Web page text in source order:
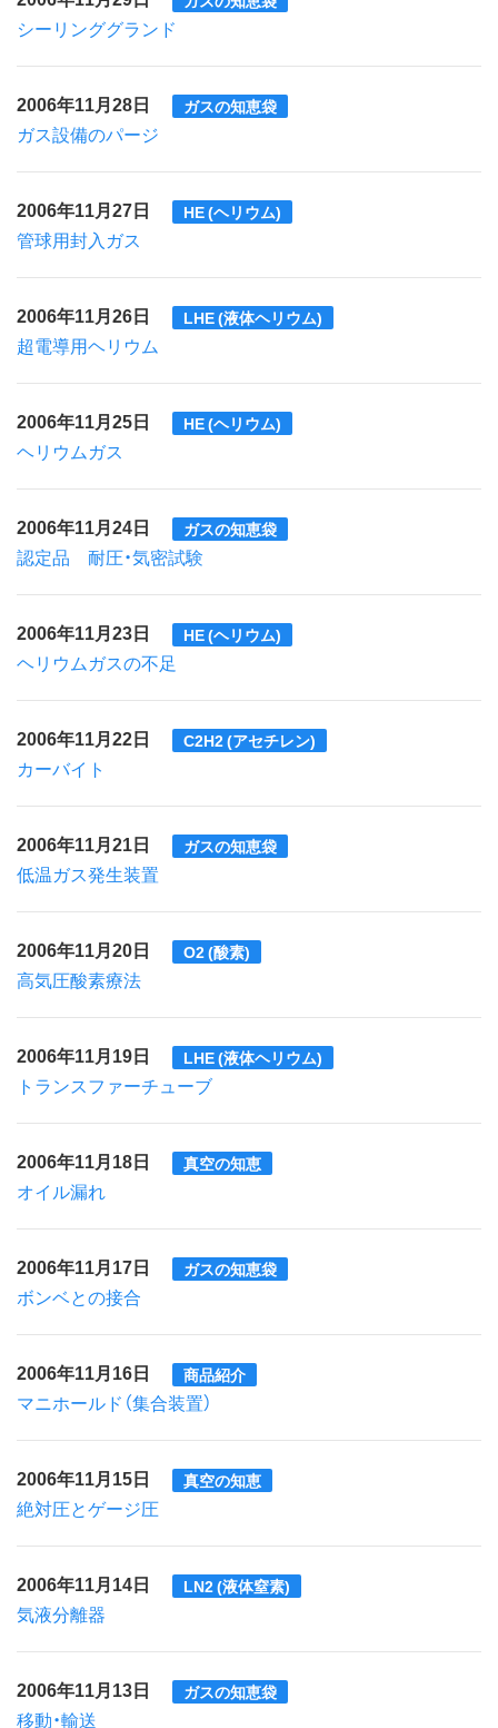
シーリンググランド
2006年11月28日 ガスの知恵袋
ガス設備のパージ
2006年11月27日 HE (ヘリウム)
管球用封入ガス
2006年11月26日 LHE (液体ヘリウム)
超電導用ヘリウム
2006年11月25日 HE (ヘリウム)
ヘリウムガス
2006年11月24日 ガスの知恵袋
認定品 耐圧・気密試験
2006年11月23日 HE (ヘリウム)
ヘリウムガスの不足
2006年11月22日 C2H2 (アセチレン)
カーバイト
2006年11月21日 ガスの知恵袋
低温ガス発生装置
2006年11月20日 O2 (酸素)
高気圧酸素療法
2006年11月19日 LHE (液体ヘリウム)
トランスファーチューブ
2006年11月18日 真空の知恵
オイル漏れ
2006年11月17日 ガスの知恵袋
ボンベとの接合
2006年11月16日 商品紹介
マニホールド（集合装置）
2006年11月15日 真空の知恵
絶対圧とゲージ圧
2006年11月14日 LN2 (液体窒素)
気液分離器
2006年11月13日 ガスの知恵袋
移動・輸送